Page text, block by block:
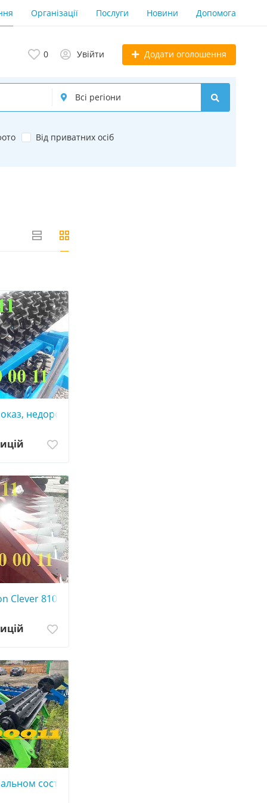
Організації Послуги Новини Допомога
0 Увійти Додати оголошення
Від приватних осіб
недорого
Clever 810 зі знижкою!
состоянии от производителя